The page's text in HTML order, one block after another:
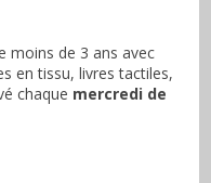
moins de 3 ans avec
en tissu, livres tactiles,
chaque mercredi de